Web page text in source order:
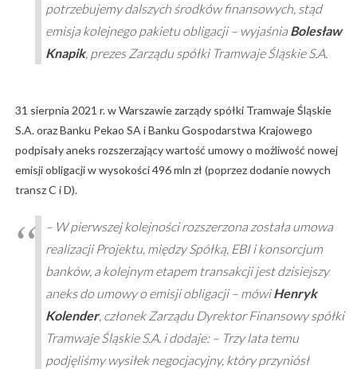
potrzebujemy dalszych środków finansowych, stąd
emisja kolejnego pakietu obligacji– wyjaśnia Bolesław
Knapik, prezes Zarządu spółki Tramwaje Śląskie S.A.
31 sierpnia 2021 r. w Warszawie zarządy spółki Tramwaje Śląskie
S.A. oraz Banku Pekao SA i Banku Gospodarstwa Krajowego
podpisały aneks rozszerzający wartość umowy o możliwość nowej
emisji obligacji w wysokości 496 mln zł (poprzez dodanie nowych
transz C i D).
– W pierwszej kolejności rozszerzona została umowa
realizacji Projektu, między Spółką, EBI i konsorcjum
banków, a kolejnym etapem transakcji jest dzisiejszy
aneks do umowy o emisji obligacji– mówiHenryk
Kolender, członek Zarządu Dyrektor Finansowy spółki
Tramwaje Śląskie S.A. i dodaje: – Trzy lata temu
podjęliśmy wysiłek negocjacyjny, który przyniósł